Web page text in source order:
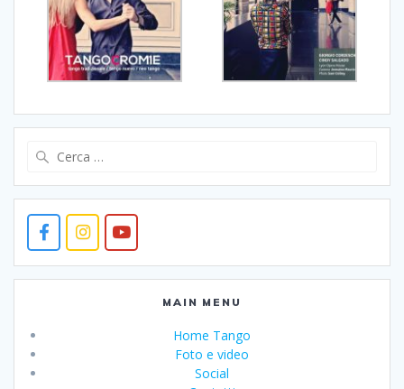
MAIN MENU
Home Tango
Foto e video
Social